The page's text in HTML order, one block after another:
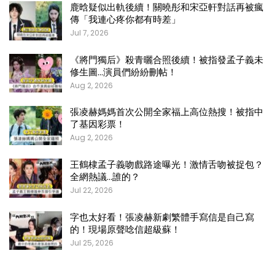
鹿晗疑似出軌後續！關曉彤和宋亞軒對話再被瘋
傳「我連心疼你都有時差」
Jul 7, 2026
《將門獨后》殺青曬合照後續！被指發孟子義未
修生圖…演員們紛紛刪帖！
Aug 2, 2026
張凌赫媽媽首次公開全家福上高位熱搜！被指中
了基因彩票！
Aug 2, 2026
王鶴棣孟子義吻戲路途曝光！激情舌吻被捉包？
全網熱議…誰的？
Jul 22, 2026
字也太好看！張凌赫新劇繁體手寫信是自己寫
的！現場原聲唸信超級蘇！
Jul 25, 2026